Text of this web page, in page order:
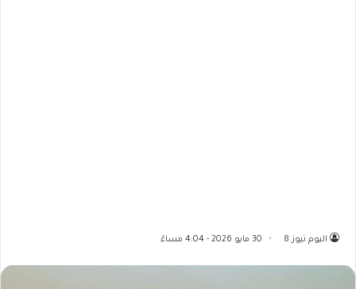
اليوم نيوز 8 30 مايو 2026 - 4:04 مساءً